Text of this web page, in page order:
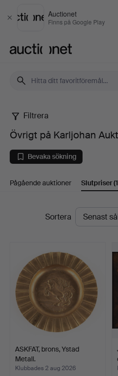
Stäng
Auctionet
Finns på Google Play
Övrigt
på
Karljohan
Auktioner
Filtrera
Övrigt på Karljohan
Bevaka sökning
Pågående auktioner Slutpriser
SlutpriserSortera
ASKFAT, brons, Ystad
Metall.
Klubbades 2 aug 2026